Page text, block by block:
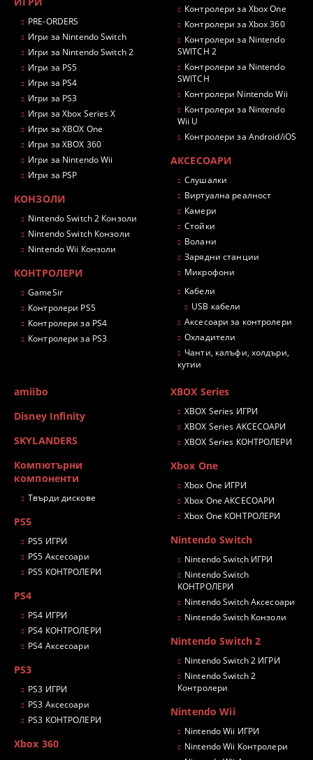
PRE-ORDERS
Игри за Nintendo Switch
Игри за Nintendo Switch 2
Игри за PS5
Игри за PS4
Игри за PS3
Игри за Xbox Series X
Игри за XBOX One
Игри за XBOX 360
Игри за Nintendo Wii
Игри за PSP
КОНЗОЛИ
Nintendo Switch 2 Конзоли
Nintendo Switch Конзоли
Nintendo Wii Конзоли
КОНТРОЛЕРИ
GameSir
Контролери PS5
Контролери за PS4
Контролери за PS3
Контролери за Xbox One
Контролери за Xbox 360
Контролери за Nintendo
SWITCH 2
Контролери за Nintendo
SWITCH
Контролери Nintendo Wii
Контролери за Nintendo
Wii U
Контролери за Android/iOS
АКСЕСОАРИ
Слушалки
Виртуална реалност
Камери
Стойки
Волани
Зарядни станции
Микрофони
Кабели
USB кабели
Аксесоари за контролери
Охладители
Чанти, калъфи, холдъри,
кутии
amiibo
Disney Infinity
SKYLANDERS
Компютърни
компоненти
Твърди дискове
PS5
PS5 ИГРИ
PS5 Аксесоари
PS5 КОНТРОЛЕРИ
PS4
PS4 ИГРИ
PS4 КОНТРОЛЕРИ
PS4 Аксесоари
PS3
PS3 ИГРИ
PS3 Аксесоари
PS3 КОНТРОЛЕРИ
Xbox 360
XBOX Series
XBOX Series ИГРИ
XBOX Series АКСЕСОАРИ
XBOX Series КОНТРОЛЕРИ
Xbox One
Xbox One ИГРИ
Xbox One АКСЕСОАРИ
Xbox One КОНТРОЛЕРИ
Nintendo Switch
Nintendo Switch ИГРИ
Nintendo Switch
КОНТРОЛЕРИ
Nintendo Switch Аксесоари
Nintendo Switch Конзоли
Nintendo Switch 2
Nintendo Switch 2 ИГРИ
Nintendo Switch 2
Контролери
Nintendo Wii
Nintendo Wii ИГРИ
Nintendo Wii Контролери